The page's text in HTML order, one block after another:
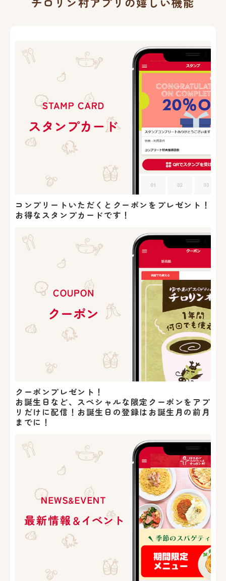
コンプリートいただくとクーポンをプレゼント！
お得なスタンプカードです！
クーポンプレゼント！
お誕生日など、スペシャルな限定クーポンをアプ
リだけに配信！お誕生日の登録はお誕生月の前月
までに！